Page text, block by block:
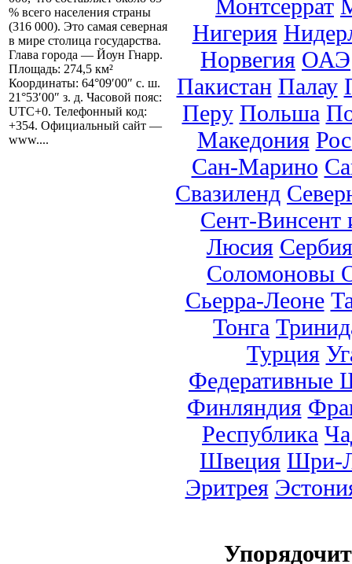
% всего населения страны
(316 000). Это самая северная
в мире столица государства.
Глава города — Йоун Гнарр.
Площадь: 274,5 км²
Координаты: 64°09′00″ с. ш.
21°53′00″ з. д. Часовой пояс:
UTC+0. Телефонный код:
+354. Официальный сайт —
www....
Монтсеррат
Нигерия
Норвегия ОАЭ
Пакистан Палау
Перу Польша
Македония
Сан-Марино
Свазиленд
Сент-Винсент
Люсия Сербия
Соломоновы
Сьерра-Леоне
Тонга
Турция
Федеративные
Финляндия
Республика
Швеция Шри-
Эритрея